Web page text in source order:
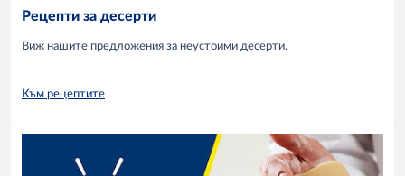
Рецепти за десерти
Виж нашите предложения за неустоими десерти.
Към рецептите